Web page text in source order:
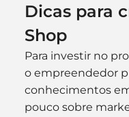
Dicas para
Shop
Para investir no
o empreendedor
conhecimentos
pouco sobre